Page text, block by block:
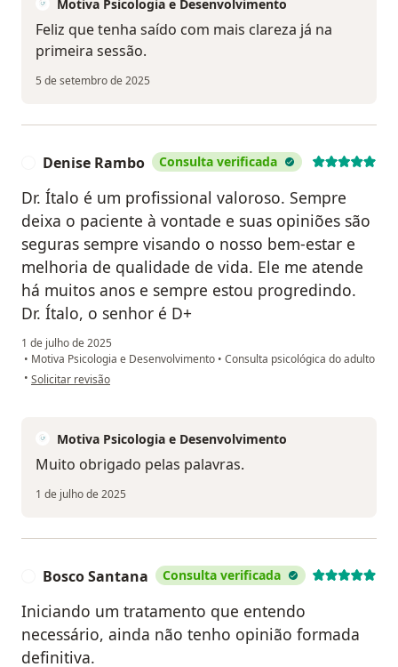
Motiva Psicologia e Desenvolvimento
Feliz que tenha saído com mais clareza já na
primeira sessão.
5 de setembro de 2025
Denise Rambo Consulta verificada
Dr. Ítalo é um profissional valoroso. Sempre
deixa o paciente à vontade e suas opiniões são
seguras sempre visando o nosso bem-estar e
melhoria de qualidade de vida. Ele me atende
há muitos anos e sempre estou progredindo.
Dr. Ítalo, o senhor é D+
1 de julho de 2025
• Motiva Psicologia e Desenvolvimento • Consulta psicológica do adulto
• na opinião do utilizador Denise Rambo
Solicitar revisão
Motiva Psicologia e Desenvolvimento
Muito obrigado pelas palavras.
1 de julho de 2025
Bosco Santana Consulta verificada
Iniciando um tratamento que entendo
necessário, ainda não tenho opinião formada
definitiva.